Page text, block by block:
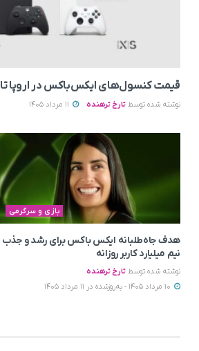
قیمت کنسول‌های ایکس‌باکس در اروپا تا ۲۰۰ یورو افزایش یافت
نوشته شده توسط تارخ ترهنده
بازی و سرگرمی
هدف جاه‌طلبانه ایکس باکس برای رشد و جذب
نیم میلیارد کاربر روزانه
نوشته شده توسط تارخ ترهنده